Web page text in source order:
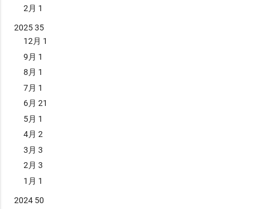
おり、日本の電波法施行規則では「航空機局の無線設備であって、
他の航空機の位置、高度その他の情報を取得し、他の航空機との衝
ます。 TCASの動作原理は、適...
されています。また、コールセンターなど対面できない際の電話で
界に関わり合いのある、旅行業界やホテル業界などでも利用される
ことがあるそうです。 このフォネティックコードを用いると、Bと
ー」になりますので、発音が似ているアルファベットも間違えずに
伝えることが出来ます。 フォネティックコード表 アルファベット
読 み Ａ ＡＬＦＡ アルファ Ｂ ＢＲＡＶＯ ブラボー Ｃ ＣＨＡＲＬＩ
Ｅ チャーリー Ｄ ＤＥＬＴＡ デルタ Ｅ ＥＣＨＯ エコー Ｆ ＦＯＸＴ
ＲＯＴ フォックストロット Ｇ ＧＯＬＦ ゴルフ Ｈ ＨＯＴＥＬ ホテ
Ｒ...
2月 1
202535
12月 1
9月 1
8月 1
7月 1
6月21
5月 1
4月2
3月3
2月3
1月 1
2024 50